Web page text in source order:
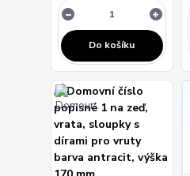
Do košíku